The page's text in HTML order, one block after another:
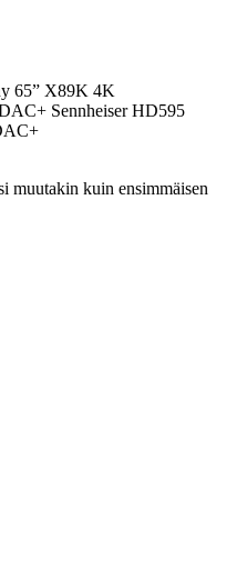
65” X89K 4K
Sennheiser HD595
muutakin kuin ensimmäisen